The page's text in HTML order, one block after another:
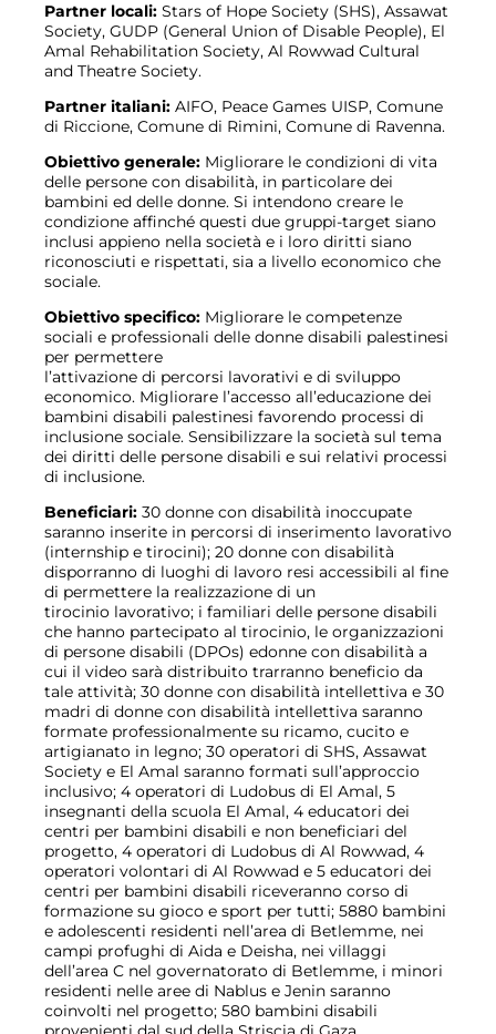
Partner locali: Stars of Hope Society (SHS), Assawat
Society, GUDP (General Union of Disable People), El
Amal Rehabilitation Society, Al Rowwad Cultural
and Theatre Society.
Partner italiani: AIFO, Peace Games UISP, Comune
di Riccione, Comune di Rimini, Comune di Ravenna.
Obiettivo generale: Migliorare le condizioni di vita
delle persone con disabilità, in particolare dei
bambini ed delle donne. Si intendono creare le
condizione affinché questi due gruppi-target siano
inclusi appieno nella società e i loro diritti siano
riconosciuti e rispettati, sia a livello economico che
sociale.
Obiettivo specifico: Migliorare le competenze
sociali e professionali delle donne disabili palestinesi
per permettere
l’attivazione di percorsi lavorativi e di sviluppo
economico. Migliorare l’accesso all’educazione dei
bambini disabili palestinesi favorendo processi di
inclusione sociale. Sensibilizzare la società sul tema
dei diritti delle persone disabili e sui relativi processi
di inclusione.
Beneficiari: 30 donne con disabilità inoccupate
saranno inserite in percorsi di inserimento lavorativo
(internship e tirocini); 20 donne con disabilità
disporranno di luoghi di lavoro resi accessibili al fine
di permettere la realizzazione di un
tirocinio lavorativo; i familiari delle persone disabili
che hanno partecipato al tirocinio, le organizzazioni
di persone disabili (DPOs) edonne con disabilità a
cui il video sarà distribuito trarranno beneficio da
tale attività; 30 donne con disabilità intellettiva e 30
madri di donne con disabilità intellettiva saranno
formate professionalmente su ricamo, cucito e
artigianato in legno; 30 operatori di SHS, Assawat
Society e El Amal saranno formati sull’approccio
inclusivo; 4 operatori di Ludobus di El Amal, 5
insegnanti della scuola El Amal, 4 educatori dei
centri per bambini disabili e non beneficiari del
progetto, 4 operatori di Ludobus di Al Rowwad, 4
operatori volontari di Al Rowwad e 5 educatori dei
centri per bambini disabili riceveranno corso di
formazione su gioco e sport per tutti; 5880 bambini
e adolescenti residenti nell’area di Betlemme, nei
campi profughi di Aida e Deisha, nei villaggi
dell’area C nel governatorato di Betlemme, i minori
residenti nelle aree di Nablus e Jenin saranno
coinvolti nel progetto; 580 bambini disabili